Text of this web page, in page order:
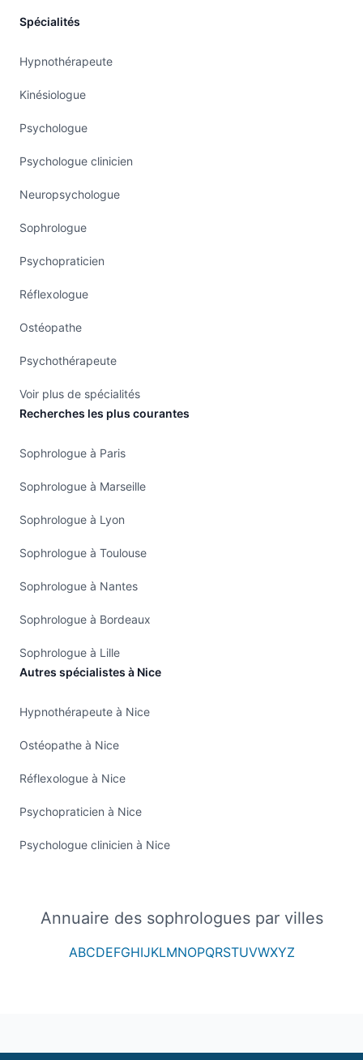
Spécialités
Hypnothérapeute
Kinésiologue
Psychologue
Psychologue clinicien
Neuropsychologue
Sophrologue
Psychopraticien
Réflexologue
Ostéopathe
Psychothérapeute
Voir plus de spécialités
Recherches les plus courantes
Sophrologue à Paris
Sophrologue à Marseille
Sophrologue à Lyon
Sophrologue à Toulouse
Sophrologue à Nantes
Sophrologue à Bordeaux
Sophrologue à Lille
Autres spécialistes à Nice
Hypnothérapeute à Nice
Ostéopathe à Nice
Réflexologue à Nice
Psychopraticien à Nice
Psychologue clinicien à Nice
Annuaire des sophrologues par villes
ABCDEFGHIJKLMNOPQRSTUVWXYZ